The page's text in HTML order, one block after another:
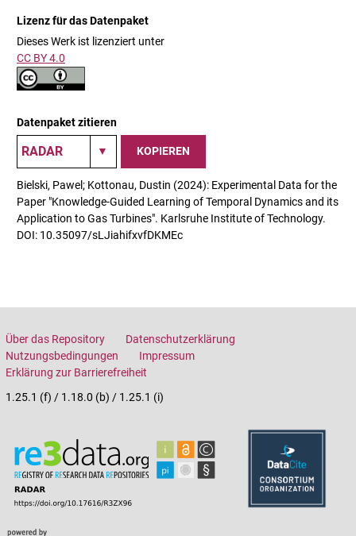
Lizenz für das Datenpaket
Dieses Werk ist lizenziert unter
CC BY 4.0
Datenpaket zitieren
KOPIEREN
Bielski, Pawel; Kottonau, Dustin (2024): Experimental Data for the
Paper "Knowledge-Guided Learning of Temporal Dynamics and its
Application to Gas Turbines". Karlsruhe Institute of Technology.
DOI: 10.35097/sLJiahifxvfDKMEc
Über das Repository
Datenschutzerklärung
Nutzungsbedingungen
Impressum
Erklärung zur Barrierefreiheit
1.25.1 (f) / 1.18.0 (b) / 1.25.1 (i)